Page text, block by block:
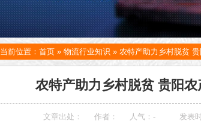
当前位置： 首页 » 物流行业知识 » 农特产助力乡村脱贫
农特产助力乡村脱贫 贵阳
文章出处： 作者： 人气： - 发表